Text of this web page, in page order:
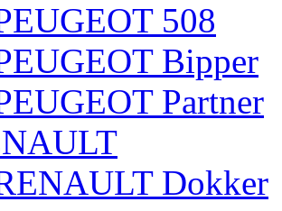
508
Bipper
Partner
Dokker